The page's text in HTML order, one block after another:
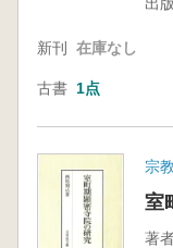
新刊 在庫なし
古書 1点
宗教
室
著